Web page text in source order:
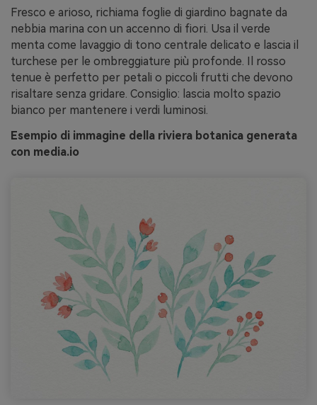
Fresco e arioso, richiama foglie di giardino bagnate da
nebbia marina con un accenno di fiori. Usa il verde
menta come lavaggio di tono centrale delicato e lascia il
turchese per le ombreggiature più profonde. Il rosso
tenue è perfetto per petali o piccoli frutti che devono
risaltare senza gridare. Consiglio: lascia molto spazio
bianco per mantenere i verdi luminosi.
Esempio di immagine della riviera botanica generata
con media.io